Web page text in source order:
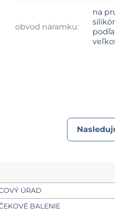
obvod náramku:
na
ÚRAD
BALENIE